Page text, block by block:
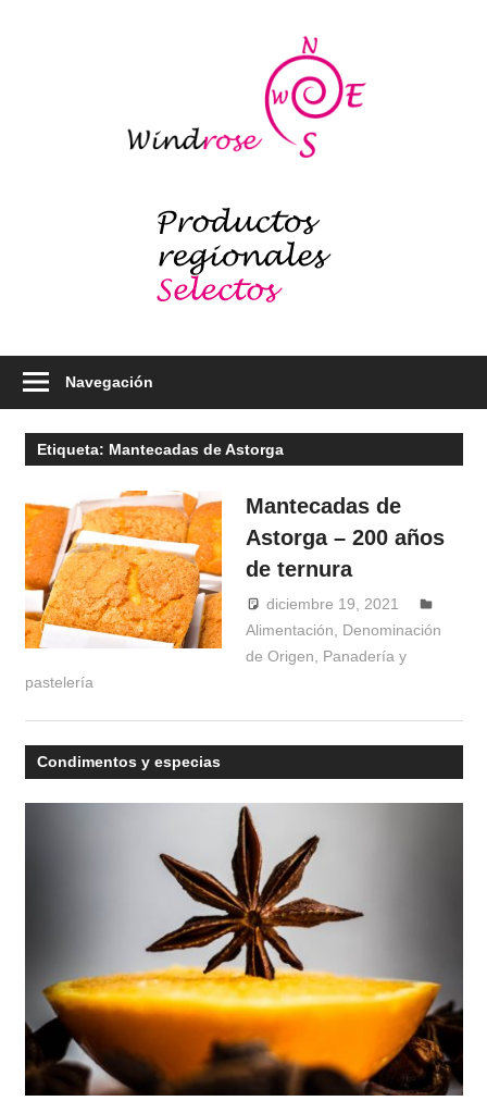
Navegación
Etiqueta: Mantecadas de Astorga
Mantecadas de
Astorga – 200 años
de ternura
diciembre 19, 2021
Windrose
Alimentación, Denominación
de Origen, Panadería y
pastelería
Condimentos y especias